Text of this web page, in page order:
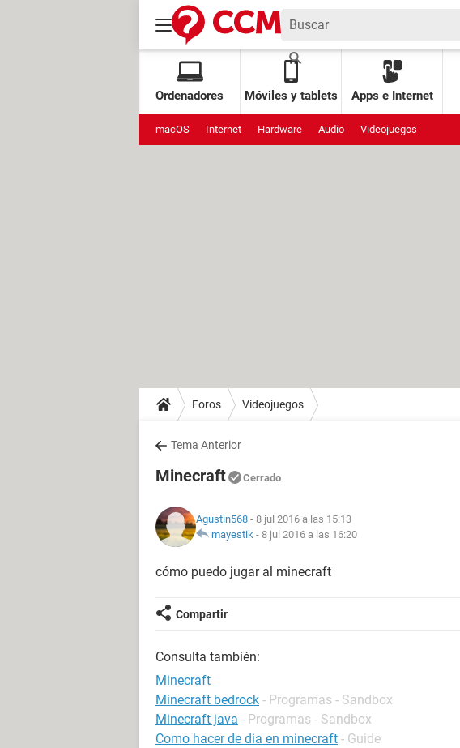
Ordenadores Móviles y tablets Apps e Internet
macOS Internet Hardware Audio Videojuegos
Foros Videojuegos
Tema Anterior
Minecraft Cerrado
Agustin568 - 8 jul 2016 a las 15:13
mayestik - 8 jul 2016 a las 16:20
cómo puedo jugar al minecraft
Compartir
Consulta también:
Minecraft
Minecraft bedrock - Programas - Sandbox
Minecraft java - Programas - Sandbox
Como hacer de dia en minecraft - Guide